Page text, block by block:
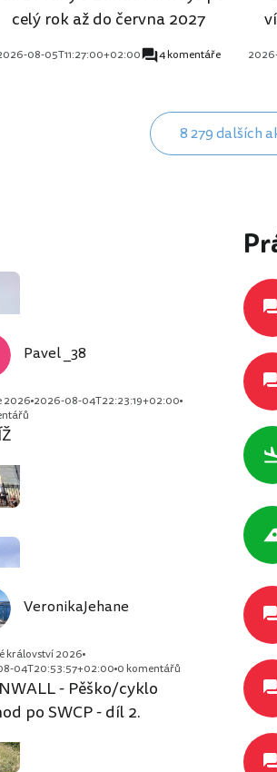
celý rok až do června 2027
08-05T11:27:00+02:00 4 komentáře
8 279 dalších
Pavel _38
2026 2026-08-04T22:23:19+02:00
VeronikaJehane
království 2026
04T20:53:57+02:00 0 komentářů
- Pěško/cyklo
po SWCP - díl 2.